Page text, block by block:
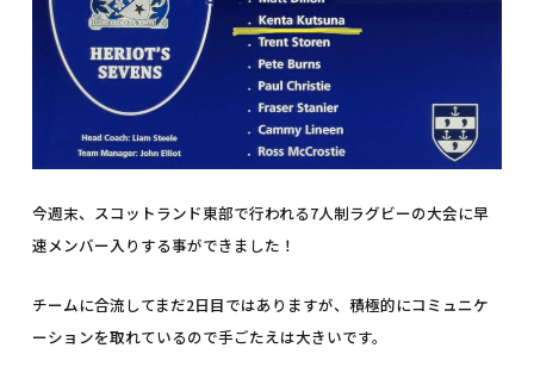
今週末、スコットランド東部で行われる7人制ラグビーの大会に早
速メンバー入りする事ができました！
チームに合流してまだ2日目ではありますが、積極的にコミュニケ
ーションを取れているので手ごたえは大きいです。